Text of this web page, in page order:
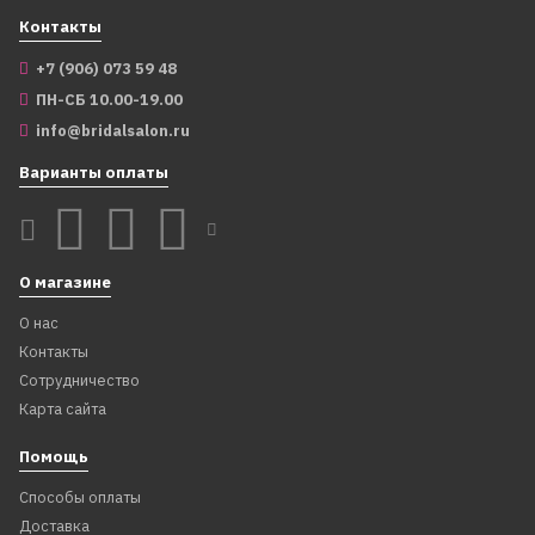
6228
Cерьги с майоркой серого
1 699
В корзину
Контакты
+7 (906) 073 59 48
ПН-СБ 10.00-19.00
info@bridalsalon.ru
Варианты оплаты
О магазине
О нас
Контакты
Сотрудничество
Карта сайта
Помощь
Способы оплаты
Доставка